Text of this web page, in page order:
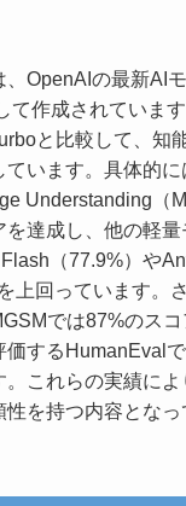
、OpenAIの最新AI
て作成されています
と比較して、知
ています。具体的
Understanding（
を達成し、他の軽
（77.9%）や
上回っています。
では87%のス
価するHumanEval
。これらの実績に
を持つ内容となっ